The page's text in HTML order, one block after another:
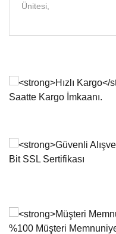
Ünitesi,
Bu ürünün fiyat bilgisi,
Ürün resmi kalitesiz,
Ürün fiyatı diğer